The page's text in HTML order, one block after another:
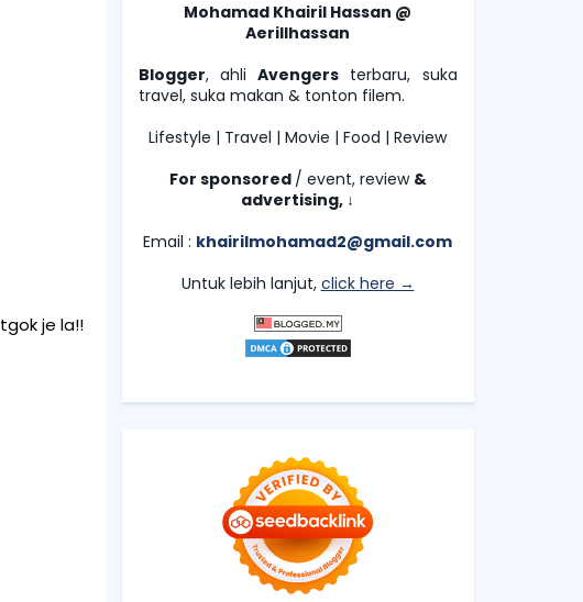
je la!!
Mohamad Khairil Hassan @
Aerillhassan
Blogger, ahli Avengers terbaru, suka
travel, suka makan & tonton filem.
Lifestyle | Travel | Movie | Food | Review
For sponsored / event, review &
advertising, ↓
Email : khairilmohamad2@gmail.com
Untuk lebih lanjut, click here →